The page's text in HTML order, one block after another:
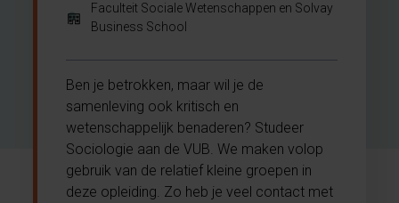
Faculteit Sociale Wetenschappen en Solvay
Business School
Ben je betrokken, maar wil je de
samenleving ook kritisch en
wetenschappelijk benaderen? Studeer
Sociologie aan de VUB. We maken volop
gebruik van de relatief kleine groepen in
deze opleiding. Zo heb je veel contact met